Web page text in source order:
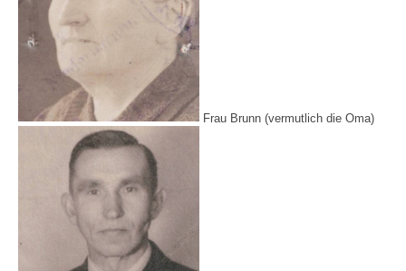
Frau Brunn (vermutlich die Oma)